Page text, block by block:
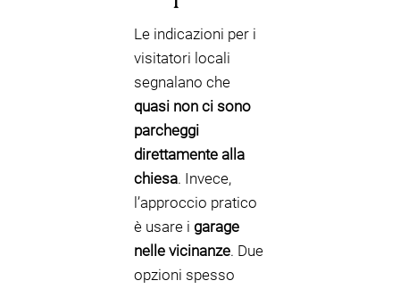
Le indicazioni per i
visitatori locali
segnalano che
quasi non ci sono
parcheggi
direttamente alla
chiesa. Invece,
l’approccio pratico
è usare i garage
nelle vicinanze. Due
opzioni spesso